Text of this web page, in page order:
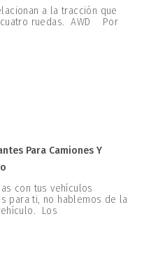
a la tracción que
ruedas. AWD Por
Para Camiones Y
con tus vehículos
para ti, no hablemos de la
Los